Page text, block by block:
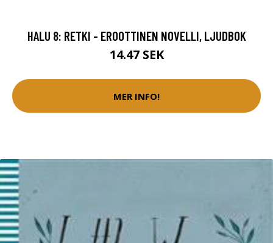
HALU 8: RETKI - EROOTTINEN NOVELLI, LJUDBOK
14.47 SEK
MER INFO!